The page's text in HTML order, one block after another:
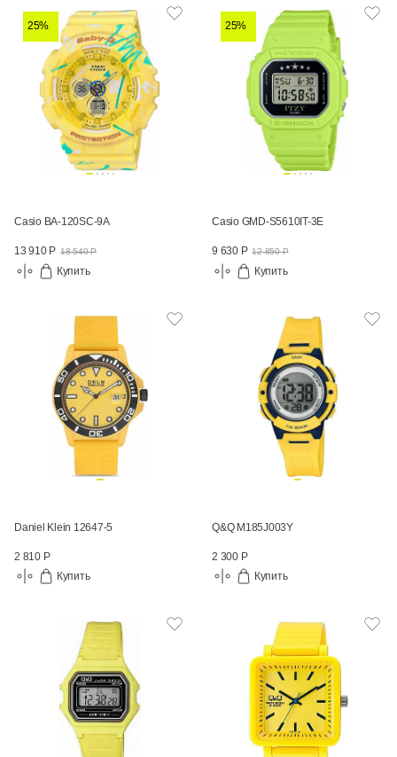
25%
Casio BA-120SC-9A
13 910 Р 18 540 Р
Купить
25%
Casio GMD-S5610IT-3E
9 630 Р 12 850 Р
Купить
Daniel Klein 12647-5
2 810 Р
Купить
Q&Q M185J003Y
2 300 Р
Купить